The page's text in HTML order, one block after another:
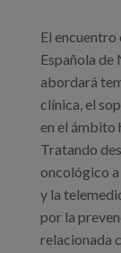
El
Española
abordará
clínica, el
en el
Tratando
oncológico
y la
por la
relacionada